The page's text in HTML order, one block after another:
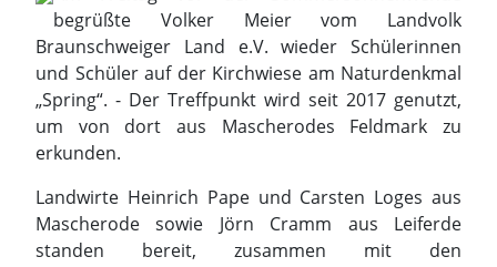
Landwirte Heinrich Pape und Carsten Loges aus
Mascherode sowie Jörn Cramm aus Leiferde
standen bereit, zusammen mit den
Wasserbrüdern aus Mascherode bäuerliche
Wirtschaftsweisen zu erklären. Außerdem standen
zwei Trecker mit zum Personentransport
hergerichteten Anhängern zur Verfügung, um
etwas entfernt liegende Ackerflächen zeitlich
angemessen zu erreichen.